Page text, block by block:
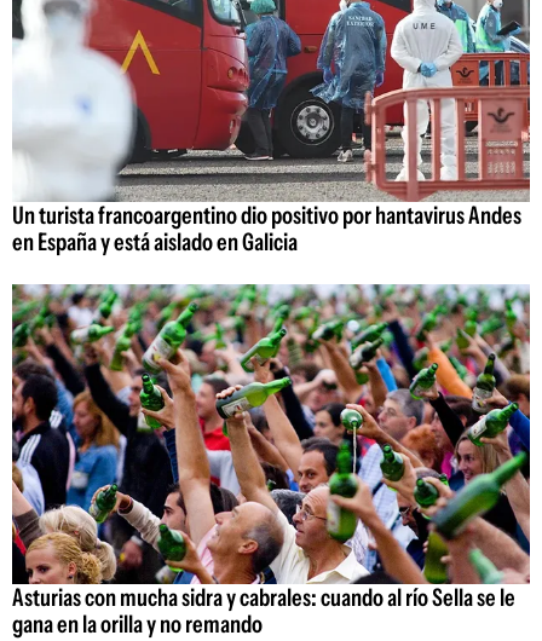
Un turista francoargentino dio positivo por hantavirus Andes
en España y está aislado en Galicia
Asturias con mucha sidra y cabrales: cuando al río Sella se le
gana en la orilla y no remando